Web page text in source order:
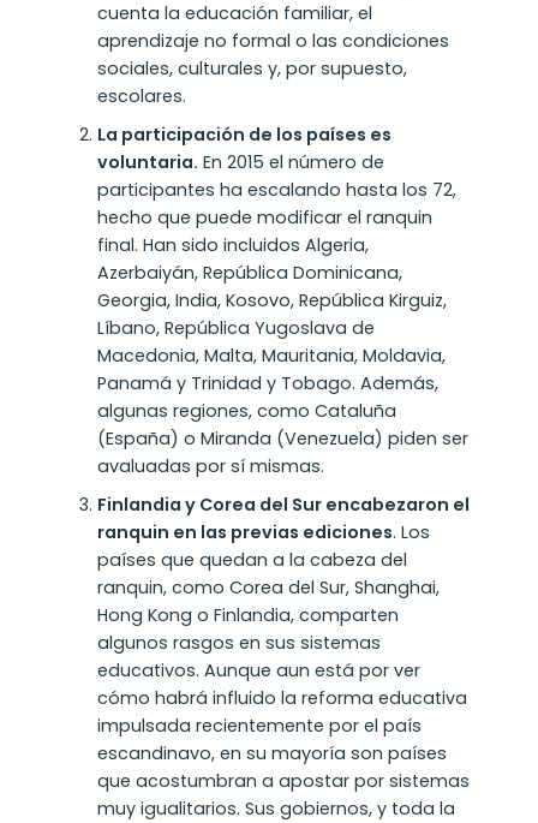
cuenta la educación familiar, el
aprendizaje no formal o las condiciones
sociales, culturales y, por supuesto,
escolares.
La participación de los países es
voluntaria. En 2015 el número de
participantes ha escalando hasta los 72,
hecho que puede modificar el ranquin
final. Han sido incluidos Algeria,
Azerbaiyán, República Dominicana,
Georgia, India, Kosovo, República Kirguiz,
Líbano, República Yugoslava de
Macedonia, Malta, Mauritania, Moldavia,
Panamá y Trinidad y Tobago. Además,
algunas regiones, como Cataluña
(España) o Miranda (Venezuela) piden ser
avaluadas por sí mismas.
Finlandia y Corea del Sur encabezaron el
ranquin en las previas ediciones. Los
países que quedan a la cabeza del
ranquin, como Corea del Sur, Shanghai,
Hong Kong o Finlandia, comparten
algunos rasgos en sus sistemas
educativos. Aunque aun está por ver
cómo habrá influido la reforma educativa
impulsada recientemente por el país
escandinavo, en su mayoría son países
que acostumbran a apostar por sistemas
muy igualitarios. Sus gobiernos, y toda la